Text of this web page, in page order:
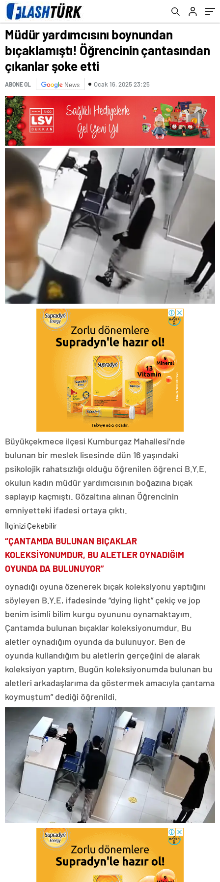
Müdür yardımcısını boynundan
bıçaklamıştı! Öğrencinin çantasından
çıkanlar şoke etti
ABONE OL News Ocak 16, 2025 23:25
Büyükçekmece ilçesi Kumburgaz Mahallesi’nde
bulunan bir meslek lisesinde dün 16 yaşındaki
psikolojik rahatsızlığı olduğu öğrenilen öğrenci B.Y.E.
okulun kadın müdür yardımcısının boğazına bıçak
saplayıp kaçmıştı. Gözaltına alınan Öğrencinin
emniyetteki ifadesi ortaya çıktı.
İlginizi Çekebilir
“ÇANTAMDA BULUNAN BIÇAKLAR
KOLEKSİYONUMDUR, BU ALETLER OYNADIĞIM
OYUNDA DA BULUNUYOR”
oynadığı oyuna özenerek bıçak koleksiyonu yaptığını
söyleyen B.Y.E, ifadesinde “dying light” çekiç ve jop
benim isimli bilim kurgu oyununu oynamaktayım.
Çantamda bulunan bıçaklar koleksiyonumdur. Bu
aletler oynadığım oyunda da bulunuyor. Ben de
oyunda kullandığım bu aletlerin gerçeğini de alarak
koleksiyon yaptım. Bugün koleksiyonumda bulunan bu
aletleri arkadaşlarıma da göstermek amacıyla çantama
koymuştum” dediği öğrenildi.